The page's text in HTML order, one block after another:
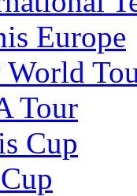
Europe
World
Tour
Cup